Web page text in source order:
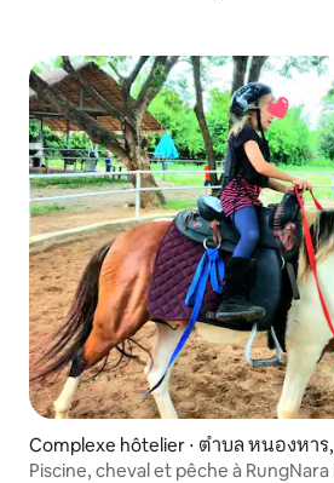
Complexe hôtelier ⋅ ตำบล หนองหาร,
Piscine, cheval et pêche à RungNara